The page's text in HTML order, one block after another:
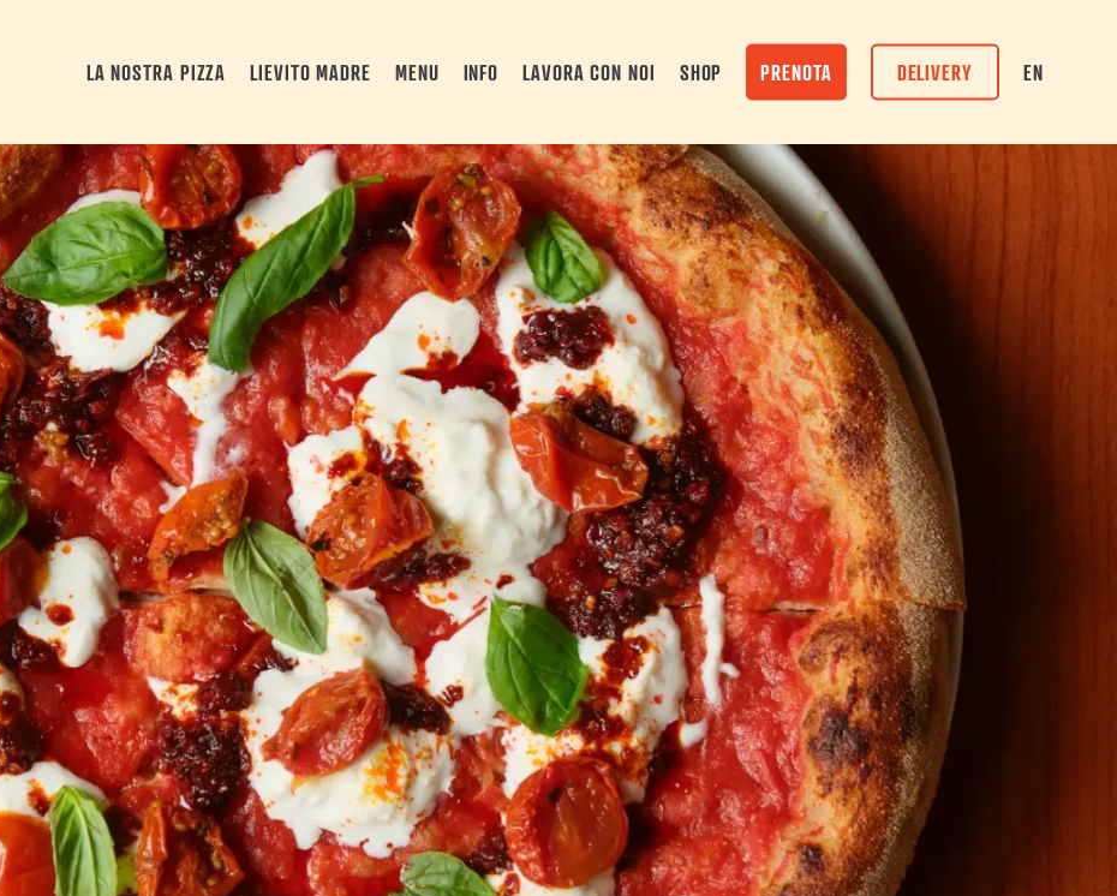
LA NOSTRA PIZZA LIEVITO MADRE MENU INFO LAVORA CON NOI SHOP PRENOTA DELIVERY EN